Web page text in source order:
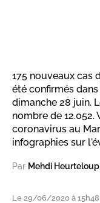
175 nouveaux cas
été confirmés
dimanche 28 juin.
nombre de
coronavirus au
infographies sur
Par Mehdi
Le 29/06/2020 à 15h48